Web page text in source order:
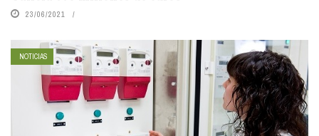
23/06/2021
NOTICIAS